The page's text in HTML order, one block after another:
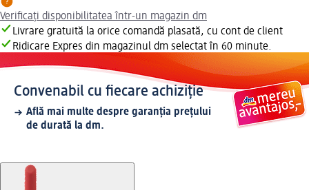
Verificați disponibilitatea într-un magazin dm
Livrare gratuită la orice comandă plasată, cu cont de client
Ridicare Expres din magazinul dm selectat în 60 minute.
Convenabil cu fiecare achiziție
Află mai multe despre garanția prețului
de durată la dm.